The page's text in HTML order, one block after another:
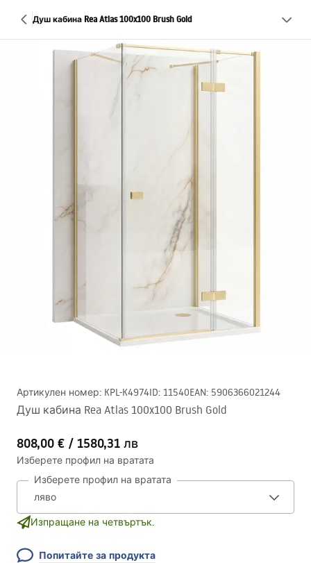
Душ кабина Rea Atlas 100x100 Brush Gold
Артикулен номер: KPL-K4974ID: 11540EAN: 5906366021244
Душ кабина Rea Atlas 100x100 Brush Gold
808,00 € / 1580,31 лв
Изберете профил на вратата
Изберете профил на вратата
Изпращане на четвъртък.
Попитайте за продукта